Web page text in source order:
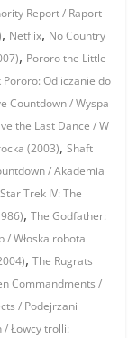
Report / Raport
, Netflix, No Country
, Pororo the Little
Pororo: Odliczanie do
Countdown / Wyspa
the Last Dance / W
(2003),Shaft
/ Akademia
Star Trek IV: The
,The Godfather:
/ Włoska robota
,The Rugrats
Commandments /
/ Podejrzani
/ Łowcy trolli: